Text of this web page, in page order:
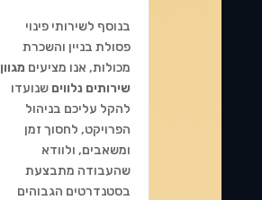
בנוסף לשירותי פינוי
פסולת בניין והשכרת
מכולות, אנו מציעים מגוון
שירותים נלווים שנועדו
להקל עליכם בניהול
הפרויקט, לחסוך זמן
ומשאבים, ולוודא
שהעבודה מתבצעת
בסטנדרטים הגבוהים